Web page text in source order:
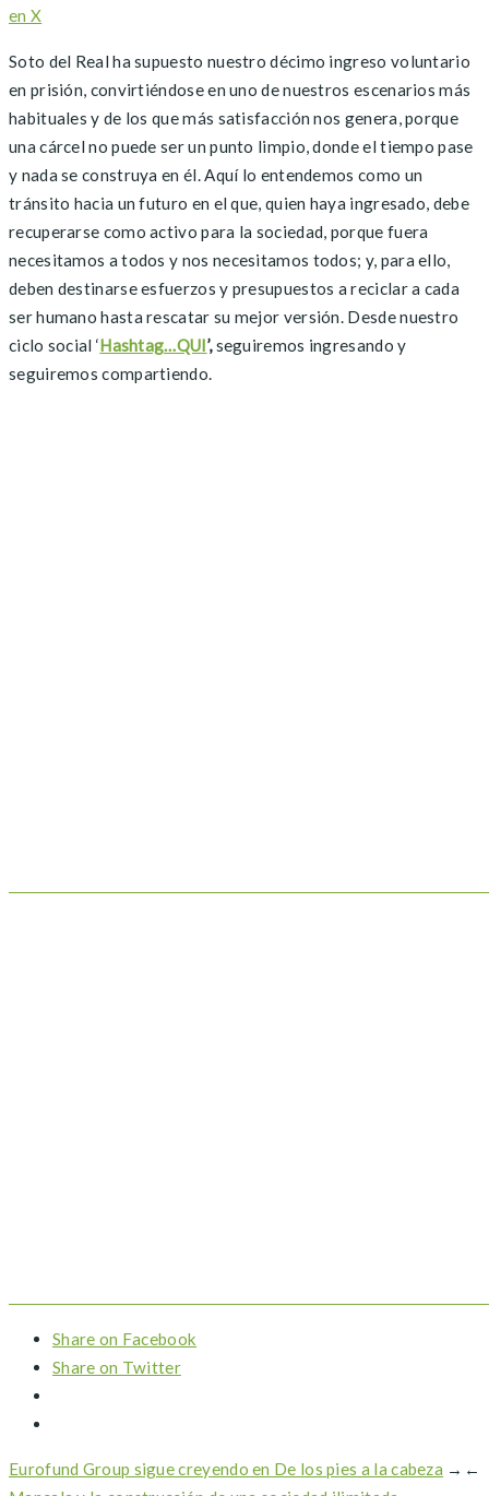
en X
Soto del Real ha supuesto nuestro décimo ingreso voluntario
en prisión, convirtiéndose en uno de nuestros escenarios más
habituales y de los que más satisfacción nos genera, porque
una cárcel no puede ser un punto limpio, donde el tiempo pase
y nada se construya en él. Aquí lo entendemos como un
tránsito hacia un futuro en el que, quien haya ingresado, debe
recuperarse como activo para la sociedad, porque fuera
necesitamos a todos y nos necesitamos todos; y, para ello,
deben destinarse esfuerzos y presupuestos a reciclar a cada
ser humano hasta rescatar su mejor versión. Desde nuestro
ciclo social ‘Hashtag…QUI’, seguiremos ingresando y
seguiremos compartiendo.
Share on Facebook
Share on Twitter
Eurofund Group sigue creyendo en De los pies a la cabeza → ←